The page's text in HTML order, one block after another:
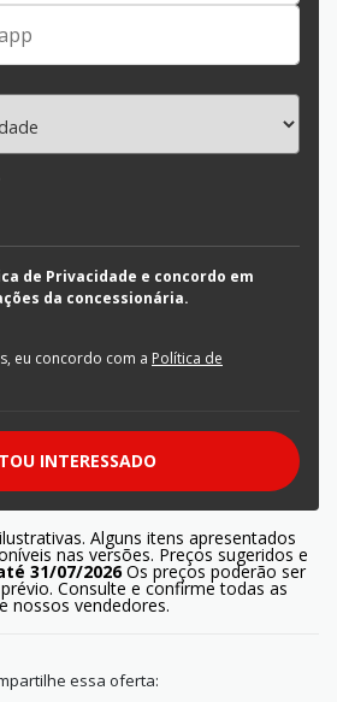
de Privacidade e concordo em
da concessionária.
eu concordo com a Política de
INTERESSADO
Alguns itens apresentados
nas versões. Preços sugeridos e
31/07/2026Os preços poderão ser
Consulte e confirme todas as
nossos vendedores.
essa oferta: